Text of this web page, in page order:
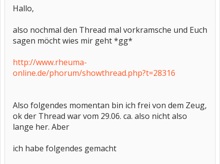
Hallo,
also nochmal den Thread mal vorkramsche und Euch
sagen möcht wies mir geht *gg*
http://www.rheuma-
online.de/phorum/showthread.php?t=28316
Also folgendes momentan bin ich frei von dem Zeug,
ok der Thread war vom 29.06. ca. also nicht also
lange her. Aber
ich habe folgendes gemacht